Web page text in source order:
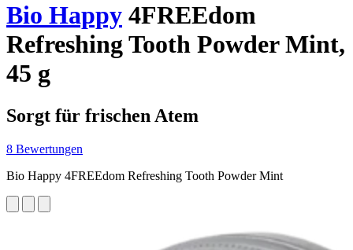
Bio Happy 4FREEdom
Refreshing Tooth Powder Mint,
45 g
Sorgt für frischen Atem
8 Bewertungen
Bio Happy 4FREEdom Refreshing Tooth Powder Mint